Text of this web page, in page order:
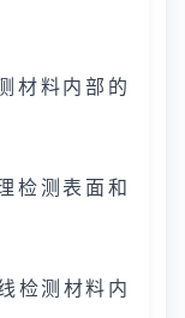
材料内部的
检测表面和
检测材料内